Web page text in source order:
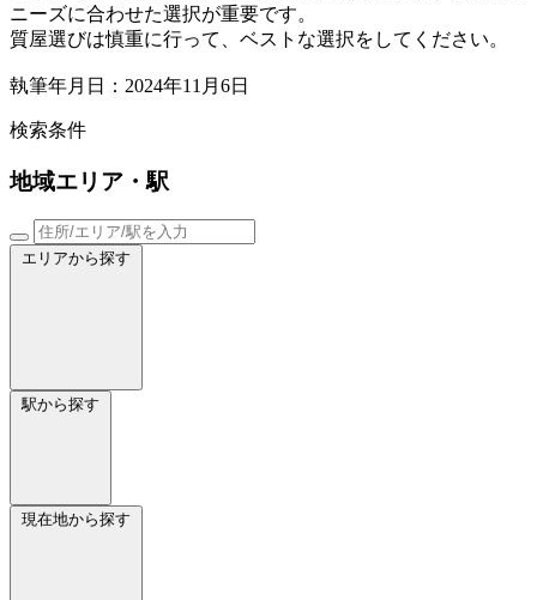
ニーズに合わせた選択が重要です。
質屋選びは慎重に行って、ベストな選択をしてください。
執筆年月日：2024年11月6日
検索条件
地域エリア・駅
エリアから探す
駅から探す
現在地から探す